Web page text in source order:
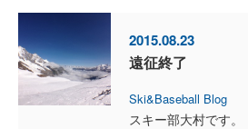
2015.08.23
遠征終了
Ski&Baseball Blog